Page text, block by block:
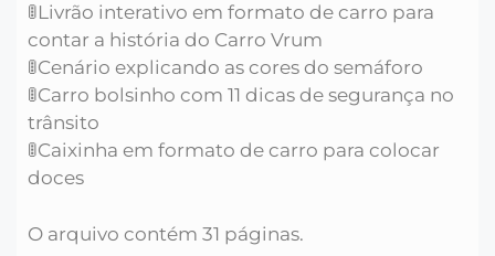
🚦Livrão interativo em formato de carro para
contar a história do Carro Vrum
🚦Cenário explicando as cores do semáforo
🚦Carro bolsinho com 11 dicas de segurança no
trânsito
🚦Caixinha em formato de carro para colocar
doces
O arquivo contém 31 páginas.